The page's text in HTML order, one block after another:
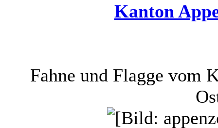
Kanton
Fahne und Flagge vom